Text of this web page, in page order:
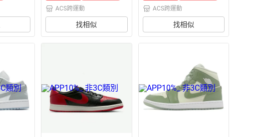
ACS跨運動
找相似
ACS跨運動
找相似